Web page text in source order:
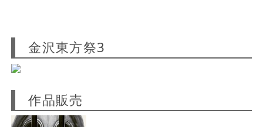
金沢東方祭3
作品販売